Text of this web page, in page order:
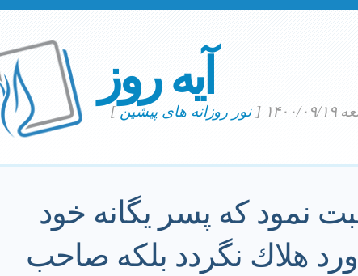
آیه روز
۰۹/۱۹ [نور روزانه های پیشین]
نمود كه پسر يگانه خود
هلاك نگردد بلكه صاحب